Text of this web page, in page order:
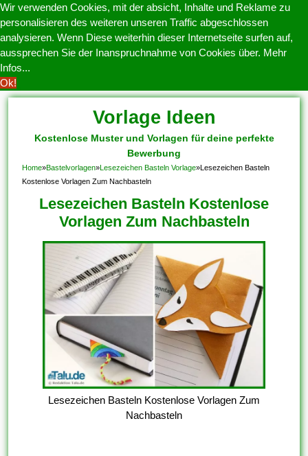
Wir verwenden Cookies, mit der absicht, Inhalte und Reklame zu
personalisieren des weiteren unseren Traffic abgeschlossen
analysieren. Wenn Diese weiterhin dieser Internetseite surfen auf,
aussprechen Sie der Inanspruchnahme von Cookies über. Mehr
Infos...
Ok!
Vorlage Ideen
Kostenlose Muster und Vorlagen für deine perfekte
Bewerbung
Home»Bastelvorlagen»Lesezeichen Basteln Vorlage»Lesezeichen Basteln
Kostenlose Vorlagen Zum Nachbasteln
Lesezeichen Basteln Kostenlose
Vorlagen Zum Nachbasteln
Lesezeichen Basteln Kostenlose Vorlagen Zum
Nachbasteln